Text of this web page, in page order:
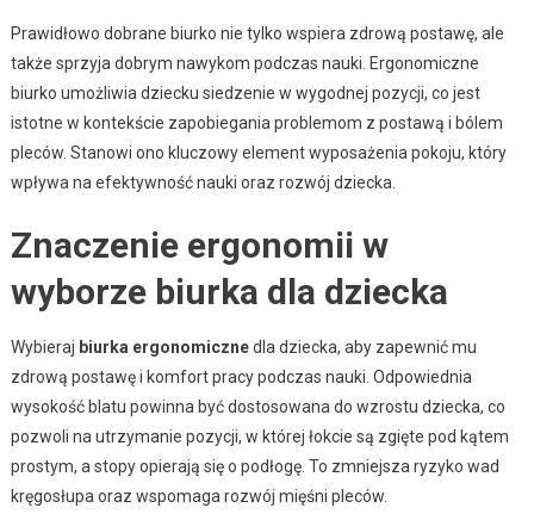
Prawidłowo dobrane biurko nie tylko wspiera zdrową postawę, ale
także sprzyja dobrym nawykom podczas nauki. Ergonomiczne
biurko umożliwia dziecku siedzenie w wygodnej pozycji, co jest
istotne w kontekście zapobiegania problemom z postawą i bólem
pleców. Stanowi ono kluczowy element wyposażenia pokoju, który
wpływa na efektywność nauki oraz rozwój dziecka.
Znaczenie ergonomii w
wyborze biurka dla dziecka
Wybieraj biurka ergonomicznedla dziecka, aby zapewnić mu
zdrową postawę i komfort pracy podczas nauki. Odpowiednia
wysokość blatu powinna być dostosowana do wzrostu dziecka, co
pozwoli na utrzymanie pozycji, w której łokcie są zgięte pod kątem
prostym, a stopy opierają się o podłogę. To zmniejsza ryzyko wad
kręgosłupa oraz wspomaga rozwój mięśni pleców.